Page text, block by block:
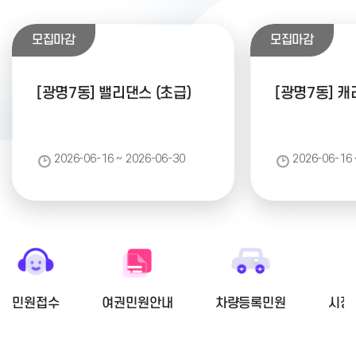
모집마감
[광명7동] 밸리댄스 (초급)
2026-06-16 ~ 2026-06-30
모집마감
[광명7동] 캐
2026-06-16
민원접수 여권민원안내 차량등록민원 시장